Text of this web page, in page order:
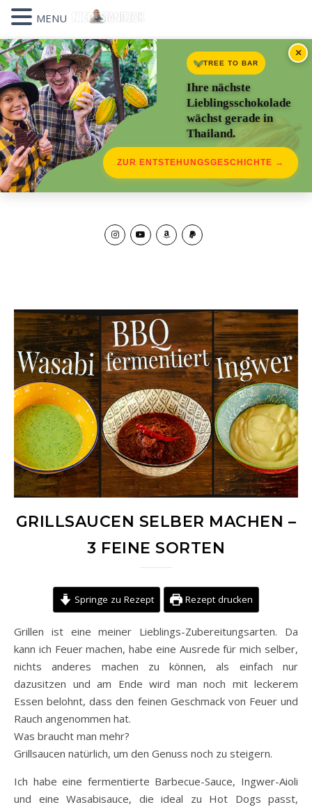
GRILLSAUCEN SELBER MACHEN –
3 FEINE SORTEN
Springe zu Rezept Rezept drucken
Grillen ist eine meiner Lieblings-Zubereitungsarten. Da
kann ich Feuer machen, habe eine Ausrede für mich selber,
nichts anderes machen zu können, als einfach nur
dazusitzen und am Ende wird man noch mit leckerem
Essen belohnt, dass den feinen Geschmack von Feuer und
Rauch angenommen hat.
Was braucht man mehr?
Grillsaucen natürlich, um den Genuss noch zu steigern.
Ich habe eine fermentierte Barbecue-Sauce, Ingwer-Aioli
und eine Wasabisauce, die ideal zu Hot Dogs passt,
×
TREE TO BAR
Ihre nächste
Lieblingsschokolade
wächst gerade in
Thailand.
ZUR ENTSTEHUNGSGESCHICHTE →
MENU